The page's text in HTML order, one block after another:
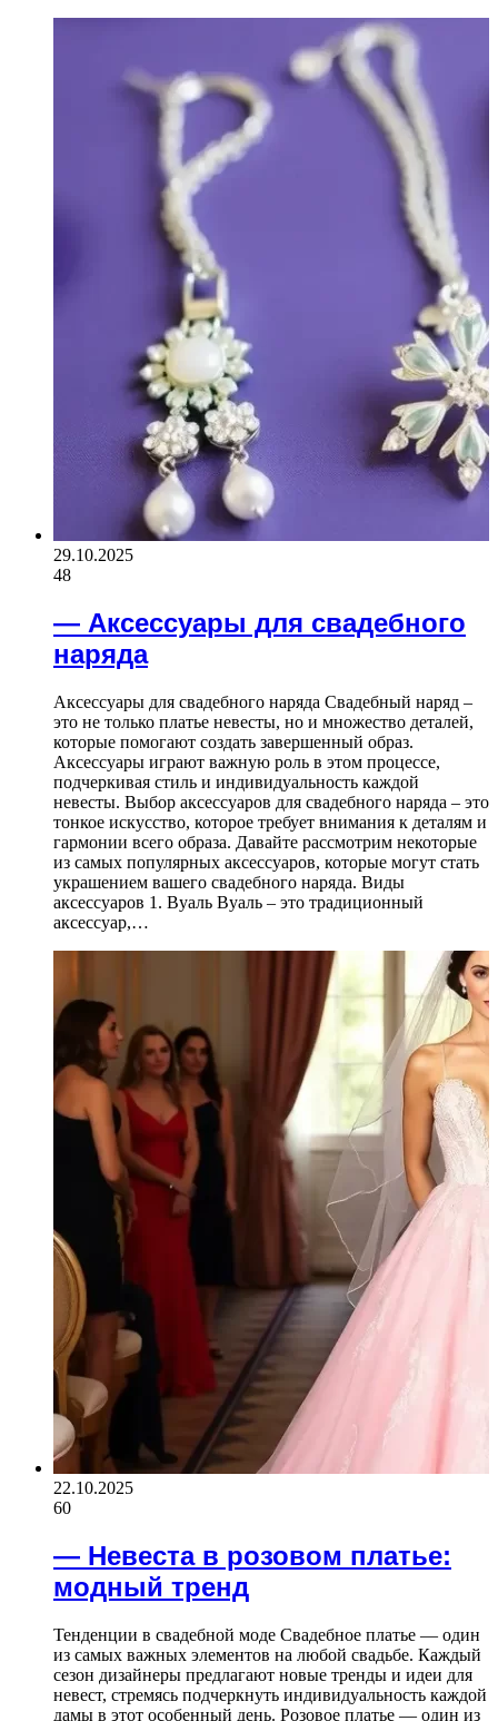
29.10.2025
48
— Аксессуары для свадебного
наряда
Аксессуары для свадебного наряда Свадебный наряд –
это не только платье невесты, но и множество деталей,
которые помогают создать завершенный образ.
Аксессуары играют важную роль в этом процессе,
подчеркивая стиль и индивидуальность каждой
невесты. Выбор аксессуаров для свадебного наряда – это
тонкое искусство, которое требует внимания к деталям и
гармонии всего образа. Давайте рассмотрим некоторые
из самых популярных аксессуаров, которые могут стать
украшением вашего свадебного наряда. Виды
аксессуаров 1. Вуаль Вуаль – это традиционный
аксессуар,…
22.10.2025
60
— Невеста в розовом платье:
модный тренд
Тенденции в свадебной моде Свадебное платье — один
из самых важных элементов на любой свадьбе. Каждый
сезон дизайнеры предлагают новые тренды и идеи для
невест, стремясь подчеркнуть индивидуальность каждой
дамы в этот особенный день. Розовое платье — один из